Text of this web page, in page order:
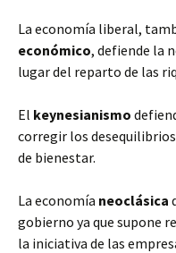
La economía liberal,
económico, defiende la
lugar del reparto de las
El keynesianismo
corregir los
de bienestar.
La economía neoclásica
gobierno ya que supone
la iniciativa de las